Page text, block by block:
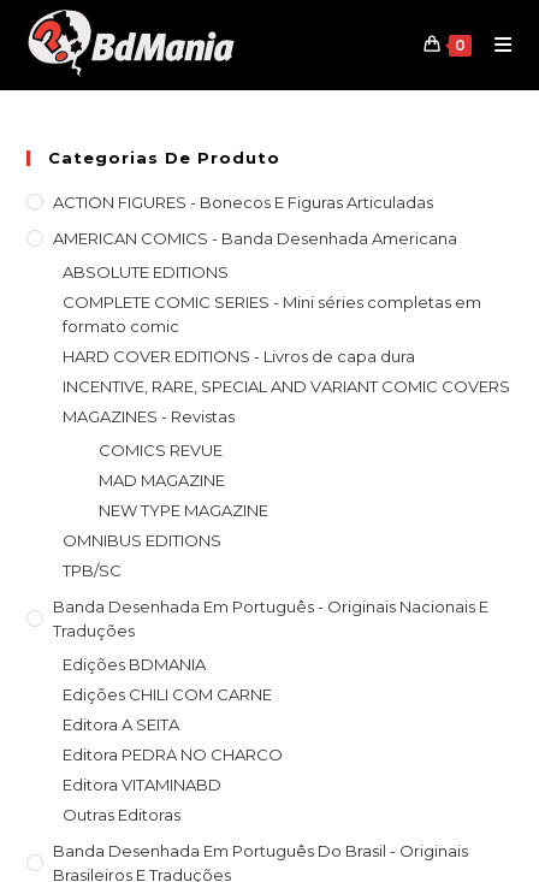
content
0
Categorias De Produto
ACTION FIGURES - Bonecos E Figuras Articuladas
AMERICAN COMICS - Banda Desenhada Americana
ABSOLUTE EDITIONS
COMPLETE COMIC SERIES - Mini séries completas em
formato comic
HARD COVER EDITIONS - Livros de capa dura
INCENTIVE, RARE, SPECIAL AND VARIANT COMIC COVERS
MAGAZINES - Revistas
COMICS REVUE
MAD MAGAZINE
NEW TYPE MAGAZINE
OMNIBUS EDITIONS
TPB/SC
Banda Desenhada Em Português - Originais Nacionais E
Traduções
Edições BDMANIA
Edições CHILI COM CARNE
Editora A SEITA
Editora PEDRA NO CHARCO
Editora VITAMINABD
Outras Editoras
Banda Desenhada Em Português Do Brasil - Originais
Brasileiros E Traduções